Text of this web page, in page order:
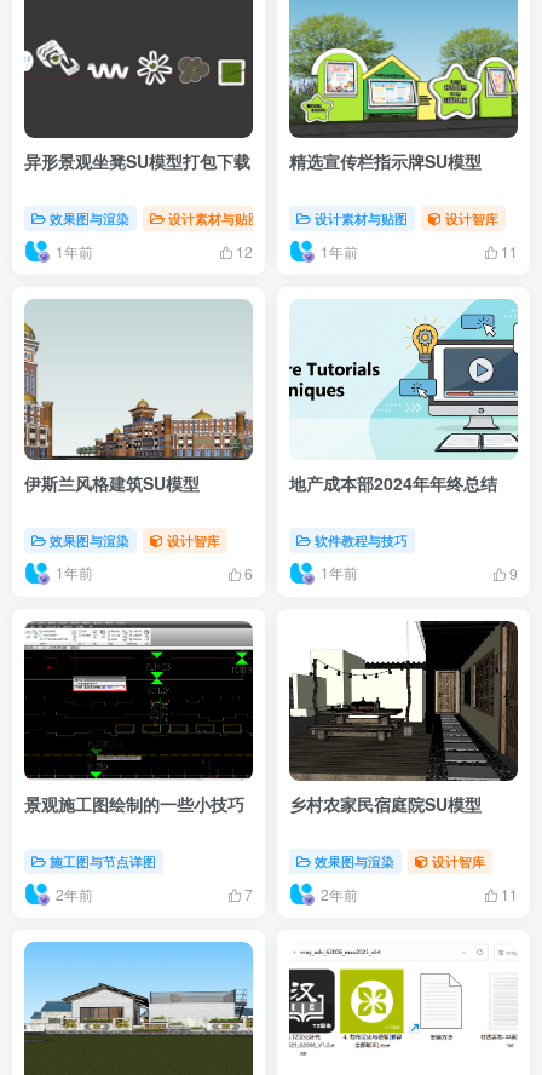
异形景观坐凳SU模型打包下载
效果图与渲染 设计素材与贴图 设计智库
1年前 12
精选宣传栏指示牌SU模型
设计素材与贴图 设计智库
1年前 11
伊斯兰风格建筑SU模型
效果图与渲染 设计智库
1年前 6
地产成本部2024年年终总结
软件教程与技巧
1年前 9
景观施工图绘制的一些小技巧
施工图与节点详图
2年前 7
乡村农家民宿庭院SU模型
效果图与渲染 设计智库
2年前 11